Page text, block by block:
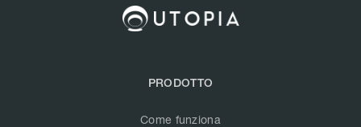
PRODOTTO
Come funziona